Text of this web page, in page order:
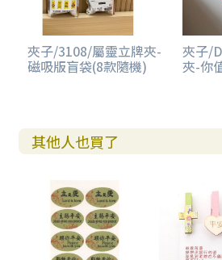
夾子/3108/屬靈立牌夾-
磁吸版盲袋(8款隨機)
夾子/
夾-你
其他人也買了